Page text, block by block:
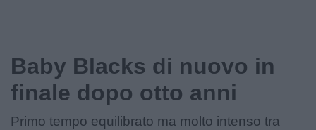
Baby Blacks di nuovo in
finale dopo otto anni
Primo tempo equilibrato ma molto intenso tra